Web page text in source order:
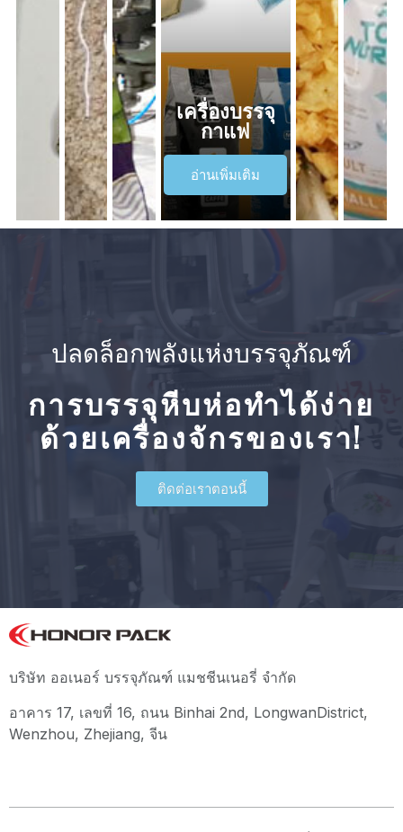
เครื่องบรรจุ
กาแฟ
อ่านเพิ่มเติม
ปลดล็อกพลังแห่งบรรจุภัณฑ์
การบรรจุหีบห่อทำได้ง่าย
ด้วยเครื่องจักรของเรา!
ติดต่อเราตอนนี้
บริษัท ออเนอร์ บรรจุภัณฑ์ แมชชีนเนอรี่ จำกัด
อาคาร 17, เลขที่ 16, ถนน Binhai 2nd, LongwanDistrict,
Wenzhou, Zhejiang, จีน